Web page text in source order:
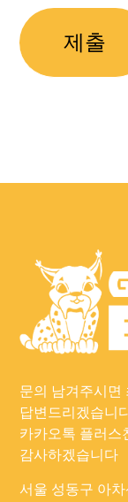
문의 남겨주시면
답변드리겠습니
카카오톡 플러스
감사하겠습니다
서울 성동구 아